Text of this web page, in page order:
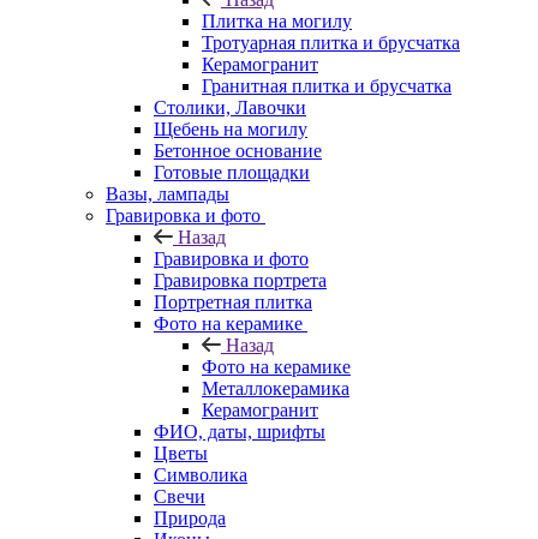
Плитка на могилу
Тротуарная плитка и брусчатка
Керамогранит
Гранитная плитка и брусчатка
Столики, Лавочки
Щебень на могилу
Бетонное основание
Готовые площадки
Вазы, лампады
Гравировка и фото
Назад
Гравировка и фото
Гравировка портрета
Портретная плитка
Фото на керамике
Назад
Фото на керамике
Металлокерамика
Керамогранит
ФИО, даты, шрифты
Цветы
Символика
Свечи
Природа